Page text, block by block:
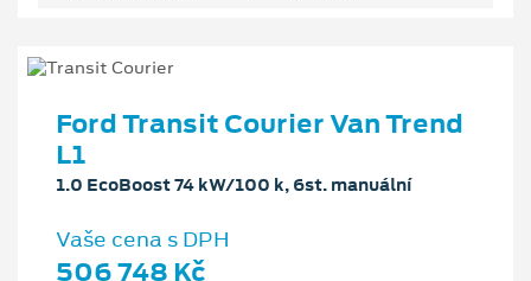
Ford Transit Courier Van Trend
L1
1.0 EcoBoost 74 kW/100 k, 6st. manuální
Vaše cena s DPH
506 748 Kč